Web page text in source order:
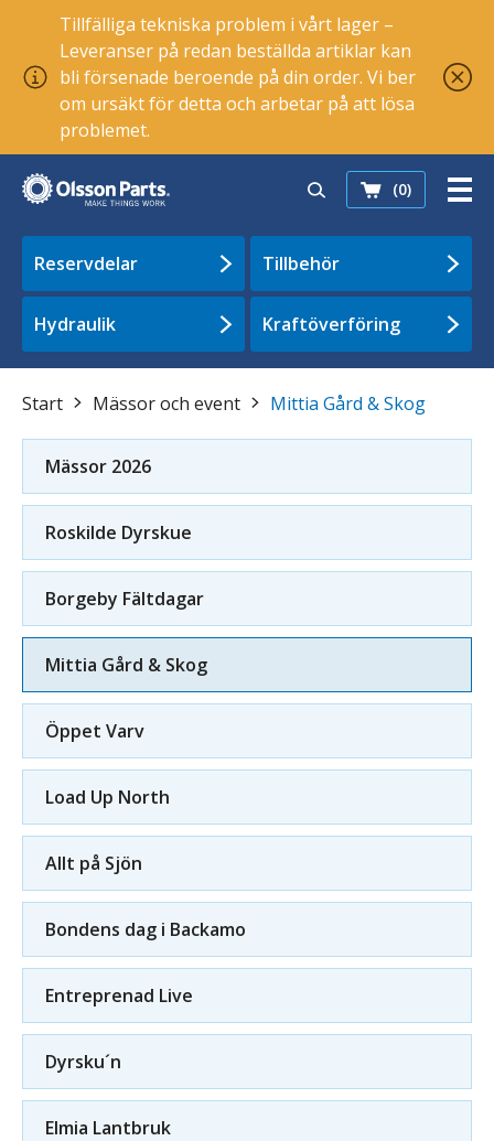
Tillfälliga tekniska problem i vårt lager –
Leveranser på redan beställda artiklar kan
bli försenade beroende på din order. Vi ber
om ursäkt för detta och arbetar på att lösa
problemet.
(0)
Reservdelar Tillbehör
Hydraulik Kraftöverföring
Start Mässor och event Mittia Gård & Skog
Mässor 2026
Roskilde Dyrskue
Borgeby Fältdagar
Mittia Gård & Skog
Öppet Varv
Load Up North
Allt på Sjön
Bondens dag i Backamo
Entreprenad Live
Dyrsku´n
Elmia Lantbruk